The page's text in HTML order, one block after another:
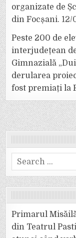
organizate de
din Focșani. 12/
Peste 200 de
interjudețean
Gimnazială
derularea
fost premiați la
Search
for:
Primarul
din Teatrul